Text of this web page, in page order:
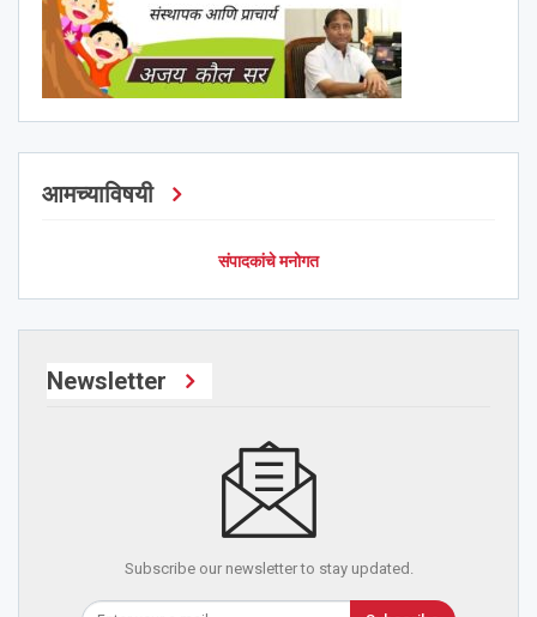
आमच्याविषयी
संपादकांचे मनोगत
Newsletter
Subscribe our newsletter to stay updated.